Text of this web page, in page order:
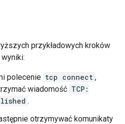
przykładowych kroków
polecenie tcp connect ,
wiadomość TCP:
.
otrzymywać komunikaty